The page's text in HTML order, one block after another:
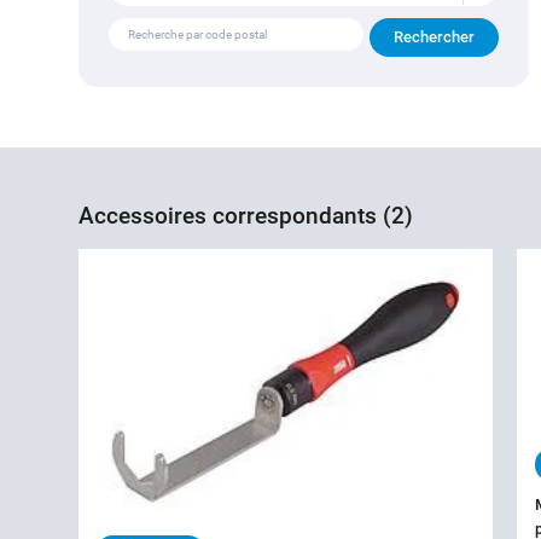
Accessoires correspondants (2)